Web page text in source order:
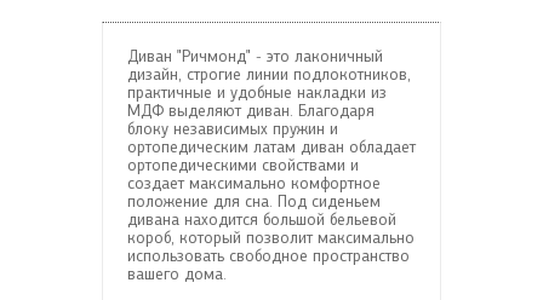
Диван "Ричмонд" - это лаконичный
дизайн, строгие линии подлокотников,
практичные и удобные накладки из
МДФ выделяют диван. Благодаря
блоку независимых пружин и
ортопедическим латам диван обладает
ортопедическими свойствами и
создает максимально комфортное
положение для сна. Под сиденьем
дивана находится большой бельевой
короб, который позволит максимально
использовать свободное пространство
вашего дома.